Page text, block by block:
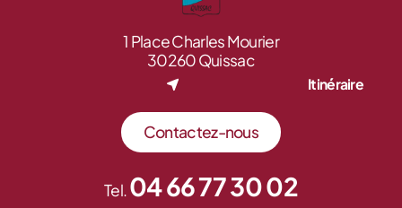
1 Place Charles Mourier
30260 Quissac
Itinéraire
Contactez-nous
Tel.04 66 77 30 02